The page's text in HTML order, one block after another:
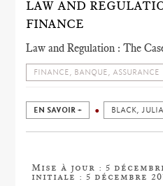
LAW AND
FINANCE
Law and Regulation : The
FINANCE, BANQUE, ASSURANCE
EN SAVOIR + BLACK, JULIA
Mise à jour : 5
initiale : 5 décembre